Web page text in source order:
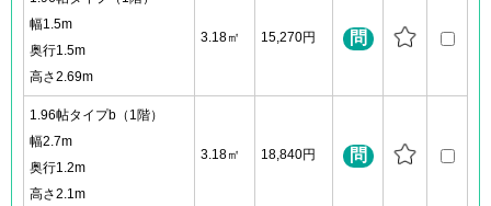
幅1.5m
奥行1.5m
高さ2.69m
3.18㎡ 15,270円 問
1.96帖タイプb（1階）
幅2.7m
奥行1.2m
高さ2.1m
3.18㎡ 18,840円 問